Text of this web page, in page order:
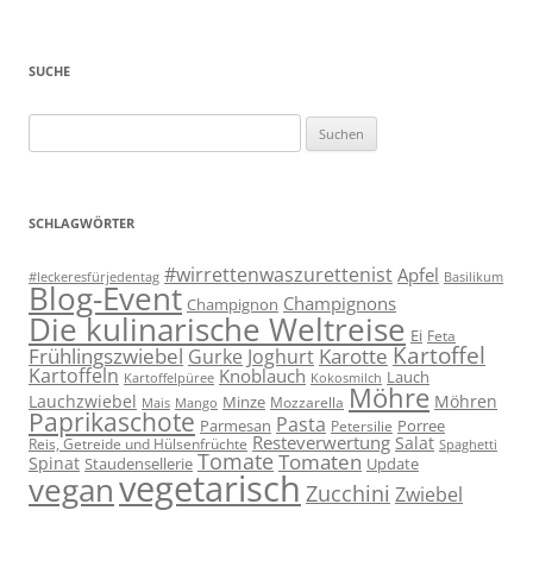
SUCHE
nach:
SCHLAGWÖRTER
#leckeresfürjedentag #wirrettenwaszurettenist Apfel Basilikum
Blog-Event Champignon Champignons
Die kulinarische Weltreise Ei Feta
Frühlingszwiebel Gurke Joghurt Karotte Kartoffel
Kartoffeln Kartoffelpüree Knoblauch Kokosmilch Lauch
Lauchzwiebel Mais Mango Minze Mozzarella Möhre Möhren
Paprikaschote Parmesan Pasta Petersilie Porree
Reis, Getreide und Hülsenfrüchte Resteverwertung Salat Spaghetti
Spinat Staudensellerie TomateTomaten Update
veganvegetarisch Zucchini Zwiebel